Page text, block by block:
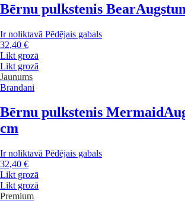
Bērnu pulkstenis Bear
Ir noliktavā Pēdējais gabals
32,40 €
Likt grozā
Likt grozā
Jaunums
Brandani
Bērnu pulkstenis Mermaid
cm
Ir noliktavā Pēdējais gabals
32,40 €
Likt grozā
Likt grozā
Premium